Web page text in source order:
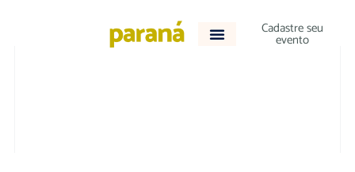
Cadastre seu
evento